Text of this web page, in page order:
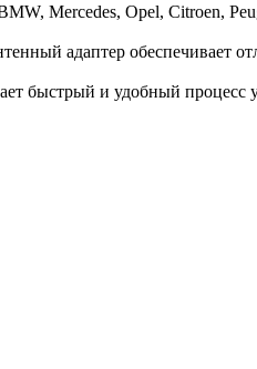
Mercedes, Opel, Citroen,
адаптер обеспечивает
быстрый и удобный